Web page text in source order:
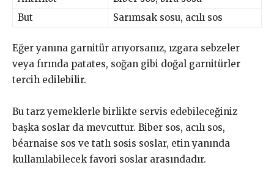
But
Sarımsak sosu, acılı sos
Eğer yanına garnitür arıyorsanız, ızgara sebzeler
veya fırında patates, soğan gibi doğal garnitürler
tercih edilebilir.
Bu tarz yemeklerle birlikte servis edebileceğiniz
başka soslar da mevcuttur. Biber sos, acılı sos,
béarnaise sos ve tatlı sosis soslar, etin yanında
kullanılabilecek favori soslar arasındadır.